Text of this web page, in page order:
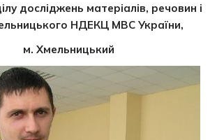
досліджень матеріалів, речовин і
НДЕКЦ МВС України,
м. Хмельницький